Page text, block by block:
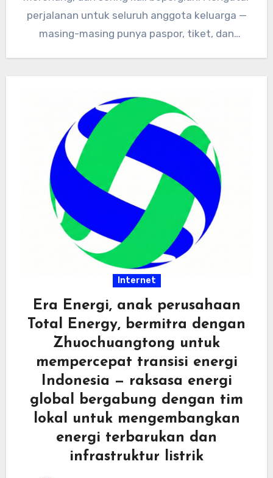
perjalanan untuk seluruh anggota keluarga —
masing-masing punya paspor, tiket, dan
Internet
Era Energi, anak perusahaan
Total Energy, bermitra dengan
Zhuochuangtong untuk
mempercepat transisi energi
Indonesia — raksasa energi
global bergabung dengan tim
lokal untuk mengembangkan
energi terbarukan dan
infrastruktur listrik